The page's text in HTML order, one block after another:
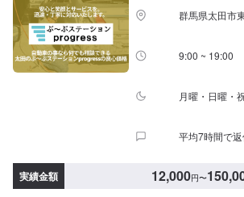
ください。-----パーツ持ち込みについて-----パーツの
ァーにて詳細をお願い致します。-----代車について
ています。お車の作業中は代車をご利用ください。※
ご負担いただいております。-----ご来店時の注意、受
くら様を過ぎ左手にMMM様の看板がある所を右折し
話いただければと思います。入庫の際はお気をつけ
【定休日・営業時間】定休日：日曜日、祝日営業時
群馬県太田市
9:00 ~ 19:00
月曜・日曜・
平均7時間で
実績金額 12,000円〜